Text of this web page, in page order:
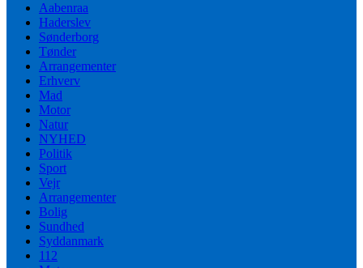
Aabenraa
Haderslev
Sønderborg
Tønder
Arrangementer
Erhverv
Mad
Motor
Natur
NYHED
Politik
Sport
Vejr
Arrangementer
Bolig
Sundhed
Syddanmark
112